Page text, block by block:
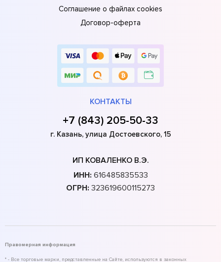
Соглашение о файлах cookies
Договор-оферта
КОНТАКТЫ
+7 (843) 205-50-33
г. Казань, улица Достоевского, 15
ИП КОВАЛЕНКО В.Э.
ИНН: 616485835533
ОГРН: 323619600115273
Правомерная информация
* - Все торговые марки, представленные на Сайте, используются в законных